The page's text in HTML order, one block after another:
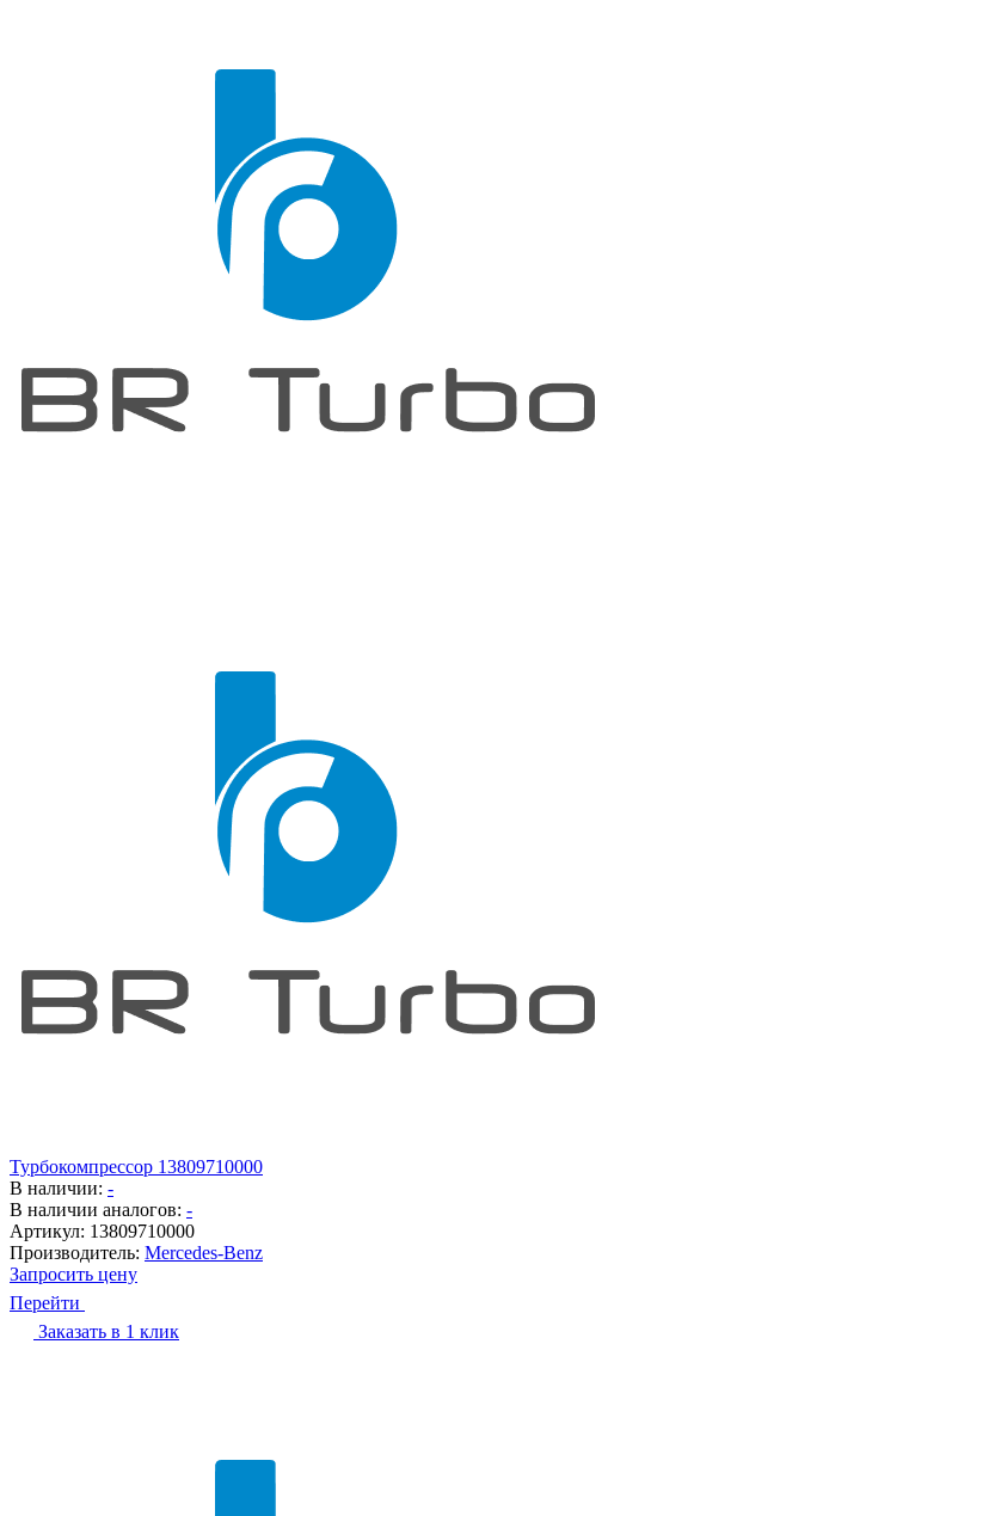
Турбокомпрессор 13809710000
В наличии: -
В наличии аналогов: -
Артикул: 13809710000
Производитель: Mercedes-Benz
Запросить цену
Перейти
Заказать в 1 клик